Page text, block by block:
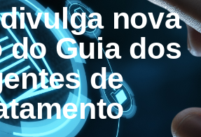
nova
do Guia dos
de